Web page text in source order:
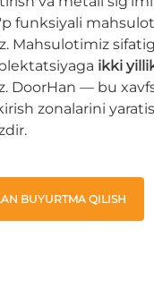
funksiyali
Mahsulotimiz
ikki
DoorHan — bu
zonalarini
BUYURTMA QILISH